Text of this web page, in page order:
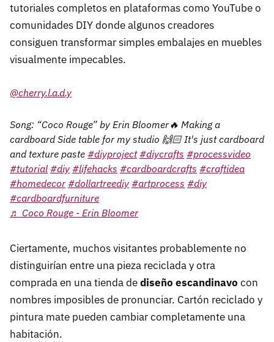
tutoriales completos en plataformas como YouTube o
comunidades DIY donde algunos creadores
consiguen transformar simples embalajes en muebles
visualmente impecables.
@cherry.l.a.d.y
Song: “Coco Rouge” by Erin Bloomer🔥 Making a
cardboard Side table for my studio 🙌🏻 It's just cardboard
and texture paste #diyproject #diycrafts #processvideo
#tutorial #diy #lifehacks #cardboardcrafts #craftidea
#homedecor #dollartreediy #artprocess #diy
#cardboardfurniture
♬ Coco Rouge - Erin Bloomer
Ciertamente, muchos visitantes probablemente no
distinguirían entre una pieza reciclada y otra
comprada en una tienda dediseño escandinavo con
nombres imposibles de pronunciar. Cartón reciclado y
pintura mate pueden cambiar completamente una
habitación.